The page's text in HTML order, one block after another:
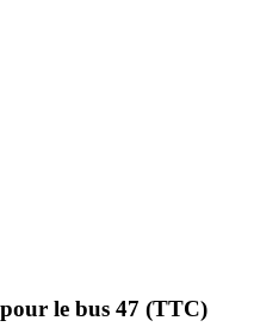
le bus 47 (TTC)